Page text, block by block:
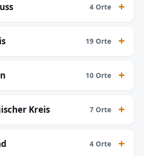
4 Orte
19 Orte
10 Orte
Kreis 7 Orte
4 Orte